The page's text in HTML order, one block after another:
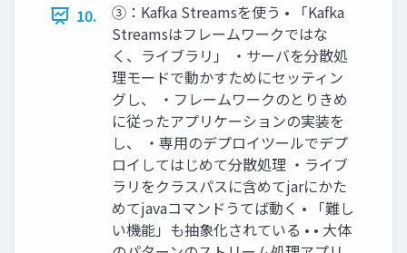
10.
③：Kafka Streamsを使う • 「Kafka
Streamsはフレームワークではな
く、ライブラリ」 ・サーバを分散処
理モードで動かすためにセッティン
グし、 ・フレームワークのとりきめ
に従ったアプリケーションの実装を
し、 ・専用のデプロイツールでデプ
ロイしてはじめて分散処理 ・ライブ
ラリをクラスパスに含めてjarにかた
めてjavaコマンドうてば動く • 「難し
い機能」も抽象化されている • • 大体